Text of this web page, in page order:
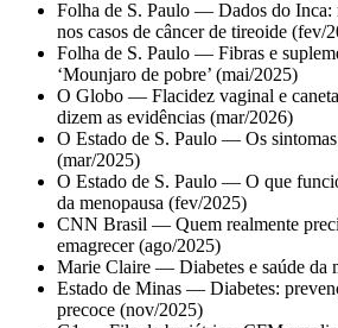
Folha de S. Paulo — Dados do Inca:
nos casos de câncer de tireoide (fev/
Folha de S. Paulo — Fibras e
‘Mounjaro de pobre’ (mai/2025)
O Globo — Flacidez vaginal e
dizem as evidências (mar/2026)
O Estado de S. Paulo — Os sintomas
(mar/2025)
O Estado de S. Paulo — O que
da menopausa (fev/2025)
CNN Brasil — Quem realmente
emagrecer (ago/2025)
Marie Claire — Diabetes e saúde da
Estado de Minas — Diabetes:
precoce (nov/2025)